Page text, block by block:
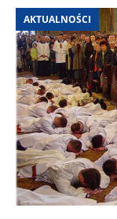
AKTUALNOŚCI